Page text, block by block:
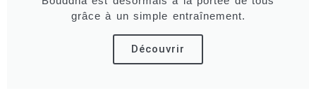
grâce à un simple entraînement.
Découvrir